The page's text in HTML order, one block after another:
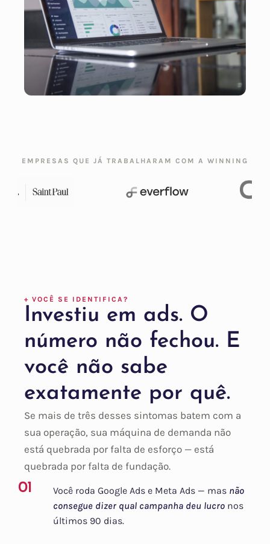
EMPRESAS QUE JÁ TRABALHARAM COM A WINNING
+ VOCÊ SE IDENTIFICA?
Investiu em ads. O
número não fechou. E
você não sabe
exatamente por quê.
Se mais de três desses sintomas batem com a
sua operação, sua máquina de demanda não
está quebrada por falta de esforço — está
quebrada por falta de fundação.
01 Você roda Google Ads e Meta Ads — mas não
consegue dizer qual campanha deu lucro nos
últimos 90 dias.